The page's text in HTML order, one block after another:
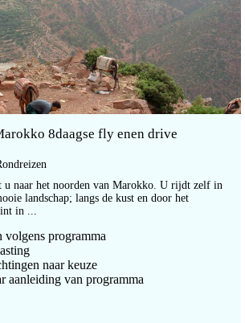
8daagse fly enen drive
naar het noorden van Marokko. U rijdt zelf in
landschap; langs de kust en door het
in ...
volgens programma
naar keuze
aanleiding van programma